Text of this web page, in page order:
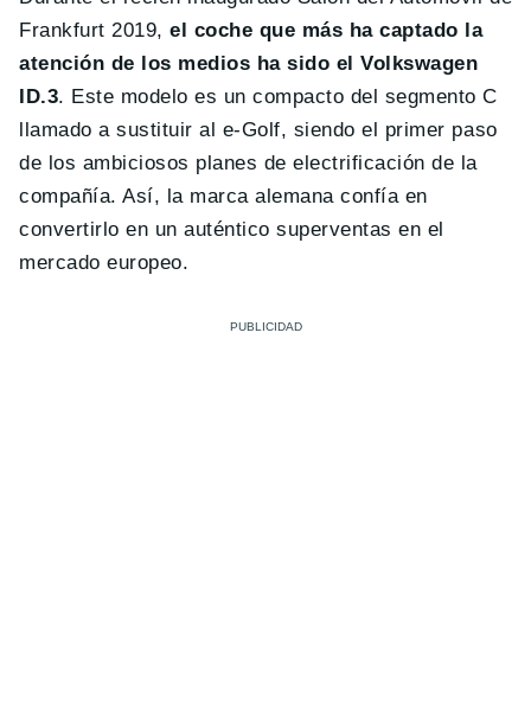
Frankfurt 2019,el coche que más ha captado la
atención de los medios ha sido el Volkswagen
ID.3. Este modelo es un compacto del segmento C
llamado a sustituir al e-Golf, siendo el primer paso
de los ambiciosos planes de electrificación de la
compañía. Así, la marca alemana confía en
convertirlo en un auténtico superventas en el
mercado europeo.